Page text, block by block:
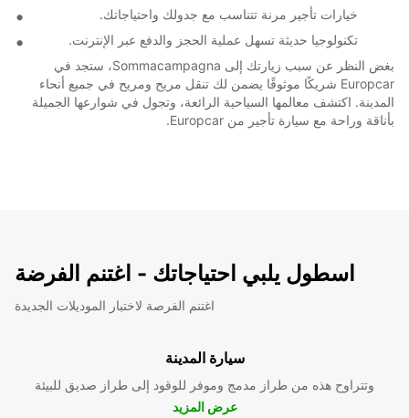
خيارات تأجير مرنة تتناسب مع جدولك واحتياجاتك.
تكنولوجيا حديثة تسهل عملية الحجز والدفع عبر الإنترنت.
بغض النظر عن سبب زيارتك إلى Sommacampagna، ستجد في
Europcar شريكًا موثوقًا يضمن لك تنقل مريح ومريح في جميع أنحاء
المدينة. اكتشف معالمها السياحية الرائعة، وتجول في شوارعها الجميلة
بأناقة وراحة مع سيارة تأجير من Europcar.
اسطول يلبي احتياجاتك - اغتنم الفرضة
اغتنم الفرصة لاختبار الموديلات الجديدة
سيارة المدينة
وتتراوح هذه من طراز مدمج وموفر للوقود إلى طراز صديق للبيئة
عرض المزيد